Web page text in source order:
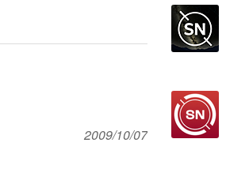
2009/10/07